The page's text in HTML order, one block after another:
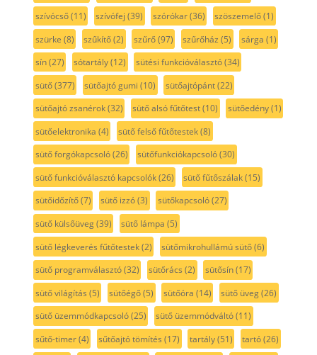
szívócső(11) szívófej (39) szórókar(36) szöszemelő(1)
szürke (8) szűkítő(2) szűrő(97) szűrőház (5) sárga (1)
sín(27) sótartály(12) sütési funkcióválasztó(34)
sütő(377) sütőajtó gumi (10) sütőajtópánt(22)
sütőajtó zsanérok(32) sütő alsó fűtőtest(10) sütőedény(1)
sütőelektronika (4) sütő felső fűtőtestek(8)
sütő forgókapcsoló(26) sütőfunkciókapcsoló(30)
sütő funkcióválasztó kapcsolók(26) sütő fűtőszálak(15)
sütőidőzítő(7) sütő izzó(3) sütőkapcsoló(27)
sütő külsőüveg(39) sütő lámpa (5)
sütő légkeverés fűtőtestek(2) sütőmikrohullámú sütő(6)
sütő programválasztó(32) sütőrács (2) sütősín(17)
sütő világítás (5) sütőégő(5) sütőóra (14) sütő üveg(26)
sütő üzemmódkapcsoló(25) sütő üzemmódváltó(11)
sűtő-timer(4) sűtőajtó tömítés (17) tartály(51) tartó(26)